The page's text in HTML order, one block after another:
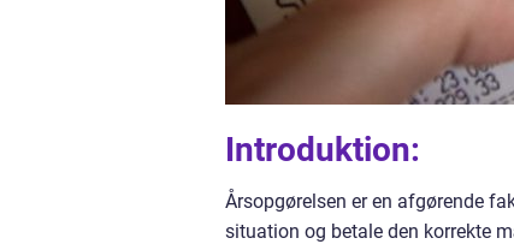
Introduktion:
Årsopgørelsen er en afgørende
situation og betale den korrekte